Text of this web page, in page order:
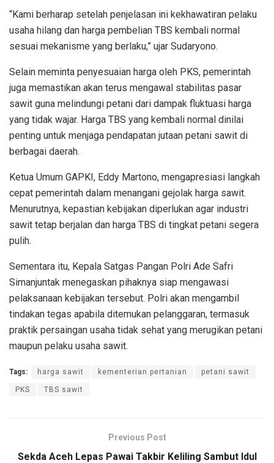
“Kami berharap setelah penjelasan ini kekhawatiran pelaku
usaha hilang dan harga pembelian TBS kembali normal
sesuai mekanisme yang berlaku,” ujar Sudaryono.
Selain meminta penyesuaian harga oleh PKS, pemerintah
juga memastikan akan terus mengawal stabilitas pasar
sawit guna melindungi petani dari dampak fluktuasi harga
yang tidak wajar. Harga TBS yang kembali normal dinilai
penting untuk menjaga pendapatan jutaan petani sawit di
berbagai daerah.
Ketua Umum GAPKI, Eddy Martono, mengapresiasi langkah
cepat pemerintah dalam menangani gejolak harga sawit.
Menurutnya, kepastian kebijakan diperlukan agar industri
sawit tetap berjalan dan harga TBS di tingkat petani segera
pulih.
Sementara itu, Kepala Satgas Pangan Polri Ade Safri
Simanjuntak menegaskan pihaknya siap mengawasi
pelaksanaan kebijakan tersebut. Polri akan mengambil
tindakan tegas apabila ditemukan pelanggaran, termasuk
praktik persaingan usaha tidak sehat yang merugikan petani
maupun pelaku usaha sawit.
Tags: harga sawit kementerian pertanian petani sawit
PKS TBS sawit
Previous Post
Sekda Aceh Lepas Pawai Takbir Keliling Sambut Idul